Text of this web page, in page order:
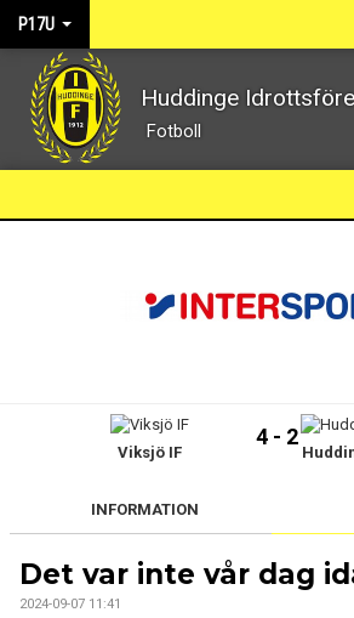
P17U
Huddinge
Fotboll
BILDGALLERI
Viksjö IF
4 - 2
INFORMATION
Det var inte vår dag
2024-09-07 11:41